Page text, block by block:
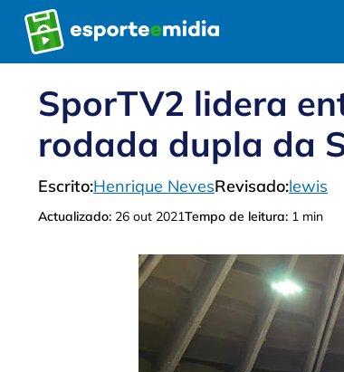
Pular
para
o
SporTV2 lidera
rodada dupla da
Escrito:Henrique NevesRevisado:lewis
Actualizado: 26 out 2021Tempo de leitura: 1 min